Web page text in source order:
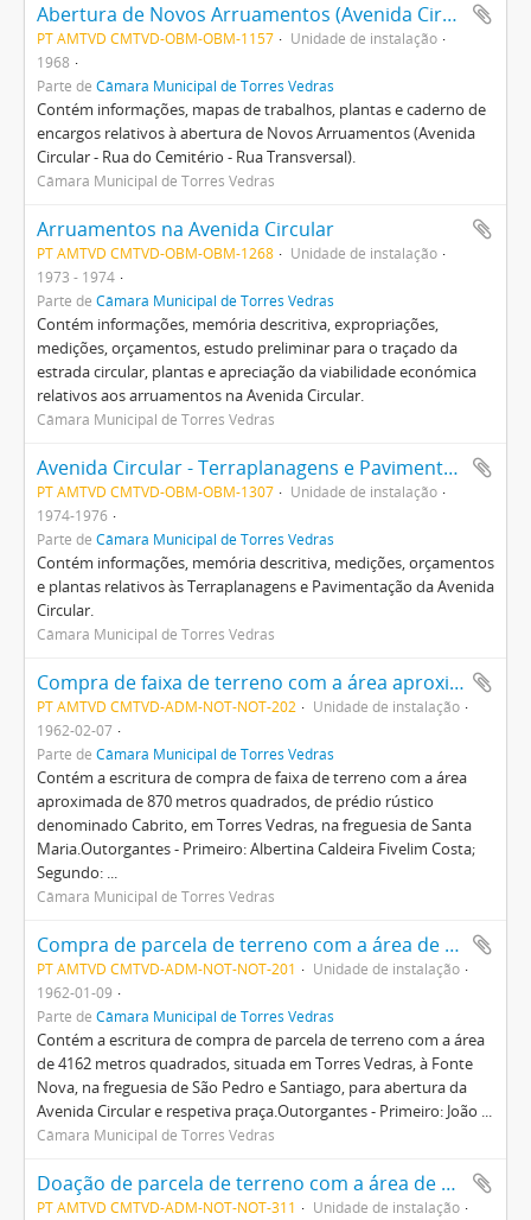
Abertura de Novos Arruamentos (Avenida Circular - Rua do Cemitério - Rua Transversal)
PT AMTVD CMTVD-OBM-OBM-1157
Unidade de instalação
1968
Parte de Câmara Municipal de Torres Vedras
Contém informações, mapas de trabalhos, plantas e caderno de
encargos relativos à abertura de Novos Arruamentos (Avenida
Circular - Rua do Cemitério - Rua Transversal).
Câmara Municipal de Torres Vedras
Arruamentos na Avenida Circular
PT AMTVD CMTVD-OBM-OBM-1268
Unidade de instalação
1973 - 1974
Parte de Câmara Municipal de Torres Vedras
Contém informações, memória descritiva, expropriações,
medições, orçamentos, estudo preliminar para o traçado da
estrada circular, plantas e apreciação da viabilidade económica
relativos aos arruamentos na Avenida Circular.
Câmara Municipal de Torres Vedras
Avenida Circular - Terraplanagens e Pavimentação
PT AMTVD CMTVD-OBM-OBM-1307
Unidade de instalação
1974-1976
Parte de Câmara Municipal de Torres Vedras
Contém informações, memória descritiva, medições, orçamentos
e plantas relativos às Terraplanagens e Pavimentação da Avenida
Circular.
Câmara Municipal de Torres Vedras
Compra de faixa de terreno com a área aproximada de 870 metros quadrados, de prédio rústico denominado Cabrito, em Torres Vedras, na freguesia de Santa Maria
PT AMTVD CMTVD-ADM-NOT-NOT-202
Unidade de instalação
1962-02-07
Parte de Câmara Municipal de Torres Vedras
Contém a escritura de compra de faixa de terreno com a área
aproximada de 870 metros quadrados, de prédio rústico
denominado Cabrito, em Torres Vedras, na freguesia de Santa
Maria.Outorgantes - Primeiro: Albertina Caldeira Fivelim Costa;
Segundo: ...
Câmara Municipal de Torres Vedras
Compra de parcela de terreno com a área de 4162 metros quadrados, situada em Torres Vedras, à Fonte Nova, na freguesia de São Pedro e Santiago, para abertura da Avenida Circular e respetiva praça
PT AMTVD CMTVD-ADM-NOT-NOT-201
Unidade de instalação
1962-01-09
Parte de Câmara Municipal de Torres Vedras
Contém a escritura de compra de parcela de terreno com a área
de 4162 metros quadrados, situada em Torres Vedras, à Fonte
Nova, na freguesia de São Pedro e Santiago, para abertura da
Avenida Circular e respetiva praça.Outorgantes - Primeiro: João ...
Câmara Municipal de Torres Vedras
Doação de parcela de terreno com a área de 604 metros quadrados para ser englobada no arruamento circundante da nova Escola Técnica [Escola Industrial e Comercial ou Escola Henriques Nogueira] e na Avenida Circular
PT AMTVD CMTVD-ADM-NOT-NOT-311
Unidade de instalação